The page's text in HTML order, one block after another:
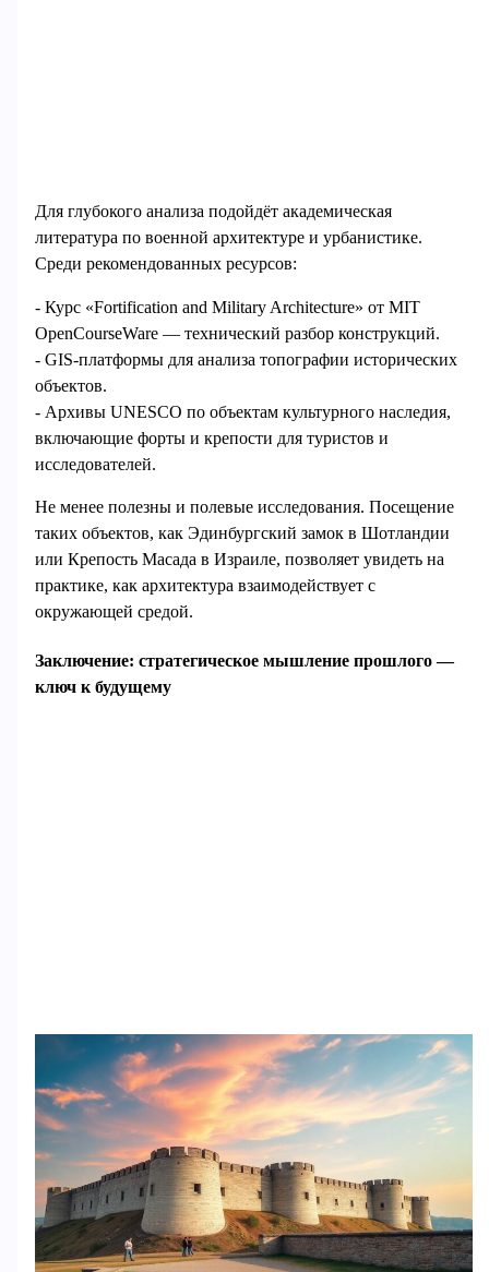
Для глубокого анализа подойдёт академическая
литература по военной архитектуре и урбанистике.
Среди рекомендованных ресурсов:
- Курс «Fortification and Military Architecture» от MIT
OpenCourseWare — технический разбор конструкций.
- GIS-платформы для анализа топографии исторических
объектов.
- Архивы UNESCO по объектам культурного наследия,
включающие форты и крепости для туристов и
исследователей.
Не менее полезны и полевые исследования. Посещение
таких объектов, как Эдинбургский замок в Шотландии
или Крепость Масада в Израиле, позволяет увидеть на
практике, как архитектура взаимодействует с
окружающей средой.
Заключение: стратегическое мышление прошлого —
ключ к будущему